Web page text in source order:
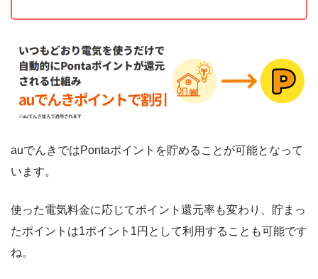
auでんきではPontaポイントを貯めることが可能となって
います。
使った電気料金に応じてポイント還元率も変わり、貯まっ
たポイントは1ポイント1円として利用することも可能です
ね。